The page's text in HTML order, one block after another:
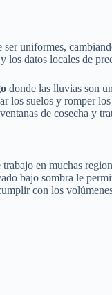
uniformes,
los datos locales de
donde las lluvias son
los suelos y romper
de cosecha y
en muchas
bajo sombra le
con los